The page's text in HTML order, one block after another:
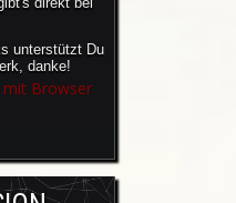
unterstützt Du
danke!
mit Browser